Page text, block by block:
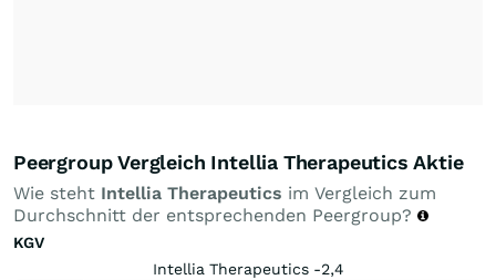
Peergroup Vergleich Intellia Therapeutics Aktie
Wie steht Intellia Therapeutics im Vergleich zum
Durchschnitt der entsprechenden Peergroup?
KGV
Intellia Therapeutics -2,4